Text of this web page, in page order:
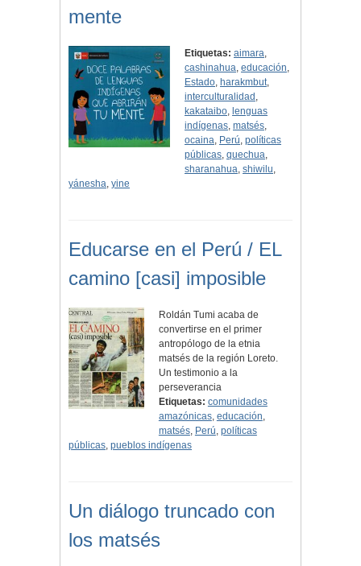
mente
Etiquetas: aimara,
cashinahua, educación,
Estado, harakmbut,
interculturalidad ,
kakataibo, lenguas
indígenas, matsés,
ocaina, Perú, políticas
públicas, quechua,
sharanahua, shiwilu,
yánesha, yine
Educarse en el Perú / EL
camino [casi] imposible
Roldán Tumi acaba de
convertirse en el primer
antropólogo de la etnia
matsés de la región Loreto.
Un testimonio a la
perseverancia
Etiquetas: comunidades
amazónicas, educación,
matsés, Perú, políticas
públicas, pueblos indígenas
Un diálogo truncado con
los matsés